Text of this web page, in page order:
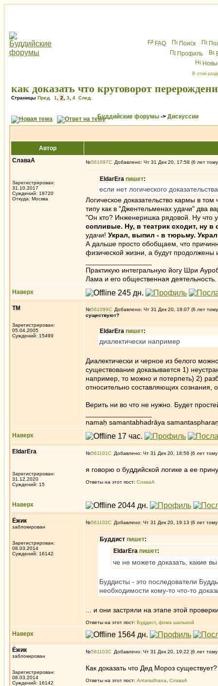
FAQ Поиск
Профиль
В этом
как доказать что круговорот
Страницы Пред. 1 2 3 4 След.
Буддийские форумы -> Дискуссии
Автор
СлаваА
Зарегистрирован:
31.10.2017
Суждений: 18720
Откуда: Москва
№561097 Добавлено: Чт 31 Дек 20, 17:58 (6 лет
EldarEra пишет:
если нет логического
Логическое доказательство кармы в
типу как в "Джентельменах удачи" два
"Он кто? Инженеришка рядовой. Ну что
сопливые. Ну, в театрик сходит, ну в
удачи! Украл, выпил - в тюрьму.
А дальше просто обобщаем, что
физической жизни, а будут
Практикую интегральную йогу Шри
Лама и его общественная деятельность.
Наверх
ТМ
Зарегистрирован:
05.04.2005
Суждений: 15499
№561099
Добавлено: Чт 31 Дек 20, 18:07 (6 лет
существуют?
EldarEra пишет:
диалектически например
Диалектически и черное из белого
существование доказывается 1)
например, то можно и потерпеть) 2)
относительно составляющих сознания,
Верить ни во что не нужно. Будет
namaḥ samantabhadrāya
Наверх
EldarEra
Зарегистрирован:
31.12.2020
Суждений: 15
№561101 Добавлено: Чт 31 Дек 20, 18:56 (6 лет
я говорю о буддийской логике а ее
Ответы на этот пост: СлаваА
Наверх
Ёжик
заблокирован
Зарегистрирован:
08.03.2014
Суждений: 16142
№561102 Добавлено: Чт 31 Дек 20, 19:13 (6 лет
Буддист пишет:
EldarEra пишет:
че не можете доказать, какие
Буддисты - это последователи
необходимости кому-то что-то
... и они застряли на этапе этой
Ответы на этот пост: Буддист, фома шальной
Наверх
Ёжик
заблокирован
Зарегистрирован:
08.03.2014
Суждений: 16142
№561103 Добавлено: Чт 31 Дек 20, 19:22 (6 лет
Как доказать что Дед Мороз
Ответы на этот пост: Antaradhana СлаваА